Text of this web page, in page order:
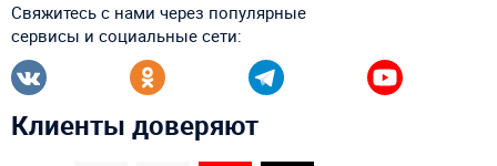
Свяжитесь с нами через популярные
сервисы и социальные сети:
Клиенты доверяют